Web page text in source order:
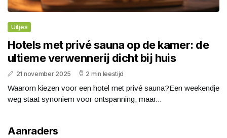
Uitjes
Hotels met privé sauna op de kamer: de
ultieme verwennerij dicht bij huis
21 november 2025 2 min leestijd
Waarom kiezen voor een hotel met privé sauna?Een weekendje
weg staat synoniem voor ontspanning, maar...
Aanraders